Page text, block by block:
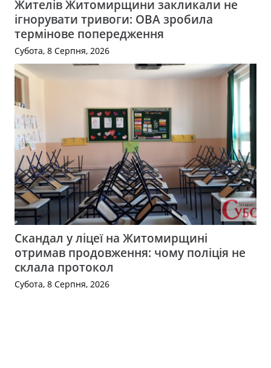
Жителів Житомирщини закликали не
ігнорувати тривоги: ОВА зробила
термінове попередження
Субота, 8 Серпня, 2026
Скандал у ліцеї на Житомирщині
отримав продовження: чому поліція не
склала протокол
Субота, 8 Серпня, 2026